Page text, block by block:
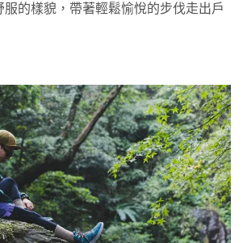
的樣貌，帶著輕鬆愉悅的步伐走出戶